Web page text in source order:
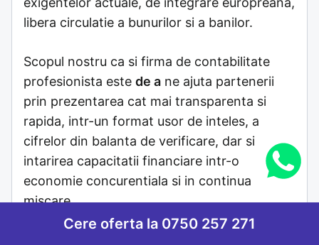
Cere oferta la 0750 257 271
libera circulatie a bunurilor si a banilor.
Scopul nostru ca si firma de contabilitate
profesionista este de a ne ajuta partenerii
prin prezentarea cat mai transparenta si
rapida, intr-un format usor de inteles, a
cifrelor din balanta de verificare, dar si
intarirea capacitatii financiare intr-o
economie concurentiala si in continua
miscare.